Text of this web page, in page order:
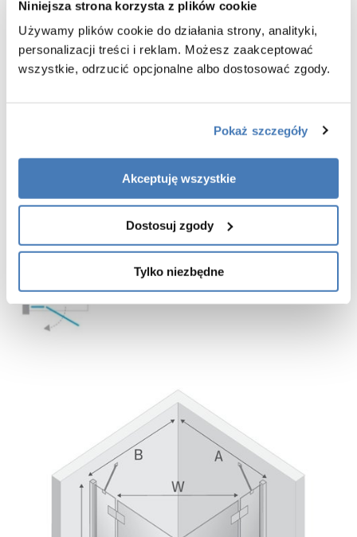
Niniejsza strona korzysta z plików cookie
Używamy plików cookie do działania strony, analityki,
personalizacji treści i reklam. Możesz zaakceptować
wszystkie, odrzucić opcjonalne albo dostosować zgody.
Pokaż szczegóły
Akceptuję wszystkie
Dostosuj zgody
Tylko niezbędne
drzwi przystosowane do montażu bezpośrednio na posadzce lub
montaż z listwą progową lub bez
- listwa progowa jest elementem pomocnym w zachowaniu lepszej
szczelności, jednak jej montaż nie jest koniecznością
z pozostałymi częściami kabiny prysznicowej